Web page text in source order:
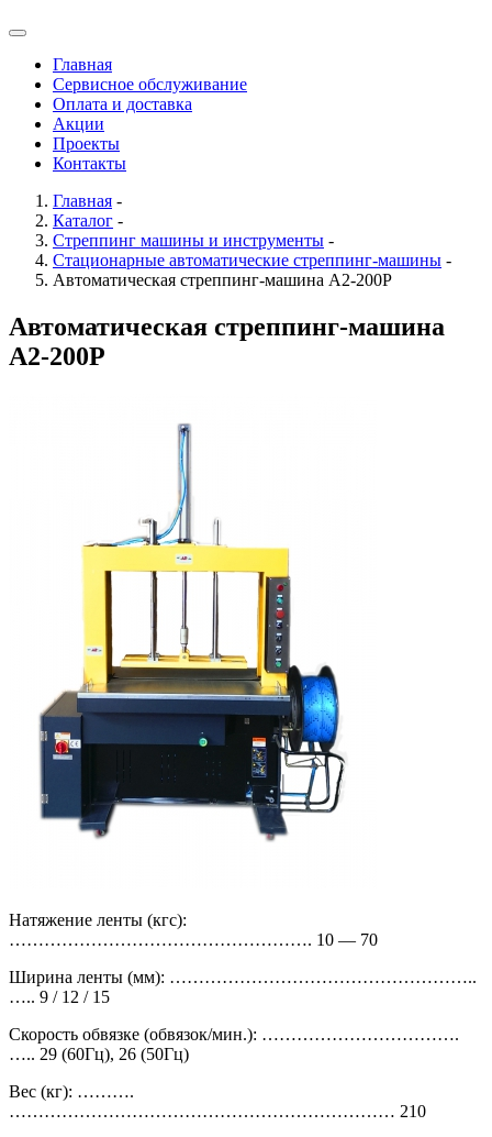
Главная
Сервисное обслуживание
Оплата и доставка
Акции
Проекты
Контакты
Главная -
Каталог -
Стреппинг машины и инструменты -
Стационарные автоматические стреппинг-машины -
Автоматическая стреппинг-машина А2-200Р
Автоматическая стреппинг-машина
А2-200Р
Натяжение ленты (кгс):
……………………………………………. 10 — 70
Ширина ленты (мм): ……………………………………………..
….. 9 / 12 / 15
Скорость обвязке (обвязок/мин.): …………………………….
….. 29 (60Гц), 26 (50Гц)
Вес (кг): ……….
………………………………………………………… 210